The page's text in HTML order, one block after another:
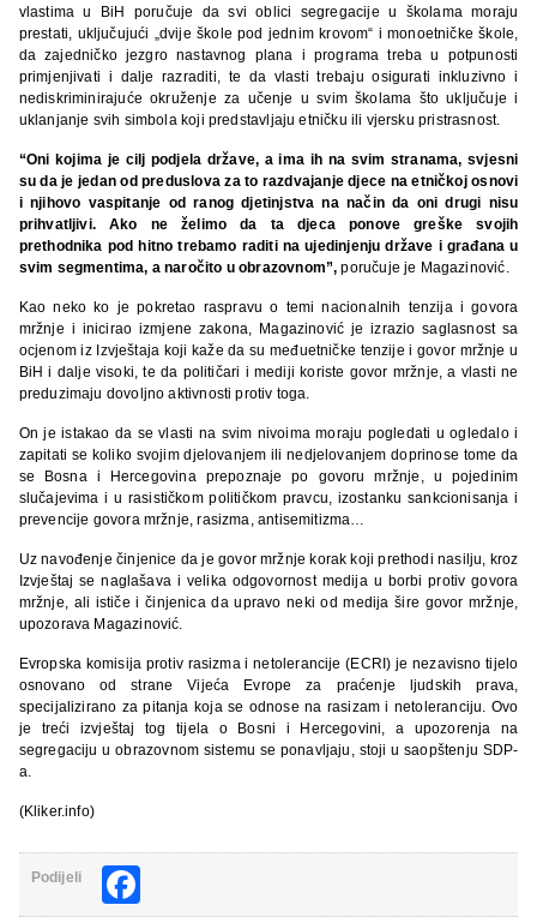
vlastima u BiH poručuje da svi oblici segregacije u školama moraju
prestati, uključujući „dvije škole pod jednim krovom“ i monoetničke škole,
da zajedničko jezgro nastavnog plana i programa treba u potpunosti
primjenjivati i dalje razraditi, te da vlasti trebaju osigurati inkluzivno i
nediskriminirajuće okruženje za učenje u svim školama što uključuje i
uklanjanje svih simbola koji predstavljaju etničku ili vjersku pristrasnost.
“Oni kojima je cilj podjela države, a ima ih na svim stranama, svjesni
su da je jedan od preduslova za to razdvajanje djece na etničkoj osnovi
i njihovo vaspitanje od ranog djetinjstva na način da oni drugi nisu
prihvatljivi. Ako ne želimo da ta djeca ponove greške svojih
prethodnika pod hitno trebamo raditi na ujedinjenju države i građana u
svim segmentima, a naročito u obrazovnom”, poručuje je Magazinović.
Kao neko ko je pokretao raspravu o temi nacionalnih tenzija i govora
mržnje i inicirao izmjene zakona, Magazinović je izrazio saglasnost sa
ocjenom iz Izvještaja koji kaže da su međuetničke tenzije i govor mržnje u
BiH i dalje visoki, te da političari i mediji koriste govor mržnje, a vlasti ne
preduzimaju dovoljno aktivnosti protiv toga.
On je istakao da se vlasti na svim nivoima moraju pogledati u ogledalo i
zapitati se koliko svojim djelovanjem ili nedjelovanjem doprinose tome da
se Bosna i Hercegovina prepoznaje po govoru mržnje, u pojedinim
slučajevima i u rasističkom političkom pravcu, izostanku sankcionisanja i
prevencije govora mržnje, rasizma, antisemitizma…
Uz navođenje činjenice da je govor mržnje korak koji prethodi nasilju, kroz
Izvještaj se naglašava i velika odgovornost medija u borbi protiv govora
mržnje, ali ističe i činjenica da upravo neki od medija šire govor mržnje,
upozorava Magazinović.
Evropska komisija protiv rasizma i netolerancije (ECRI) je nezavisno tijelo
osnovano od strane Vijeća Evrope za praćenje ljudskih prava,
specijalizirano za pitanja koja se odnose na rasizam i netoleranciju. Ovo
je treći izvještaj tog tijela o Bosni i Hercegovini, a upozorenja na
segregaciju u obrazovnom sistemu se ponavljaju, stoji u saopštenju SDP-
a.
(Kliker.info)
Podijeli